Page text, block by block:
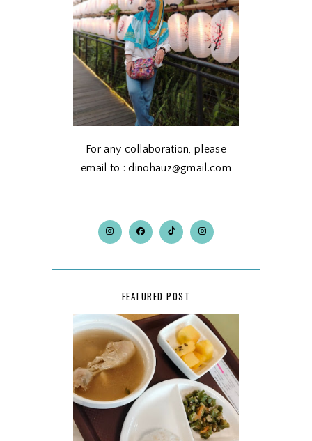
For any collaboration, please
email to : dinohauz@gmail.com
FEATURED POST